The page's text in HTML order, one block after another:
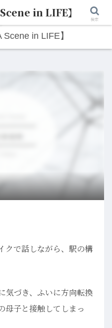
。映画と写真と日々のこと。
in LIFE】
クで話しながら、駅の構
気づき、ふいに方向転換
母子と接触してしまっ
in LIFE】 検索